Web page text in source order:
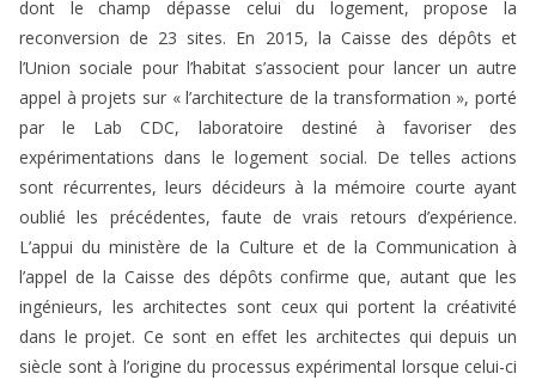
dont le champ dépasse celui du logement, propose la
reconversion de 23 sites. En 2015, la Caisse des dépôts et
l’Union sociale pour l’habitat s’associent pour lancer un autre
appel à projets sur « l’architecture de la transformation », porté
par le Lab CDC, laboratoire destiné à favoriser des
expérimentations dans le logement social. De telles actions
sont récurrentes, leurs décideurs à la mémoire courte ayant
oublié les précédentes, faute de vrais retours d’expérience.
L’appui du ministère de la Culture et de la Communication à
l’appel de la Caisse des dépôts confirme que, autant que les
ingénieurs, les architectes sont ceux qui portent la créativité
dans le projet. Ce sont en effet les architectes qui depuis un
siècle sont à l’origine du processus expérimental lorsque celui-ci